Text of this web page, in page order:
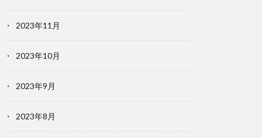
2023年11月
2023年10月
2023年9月
2023年8月